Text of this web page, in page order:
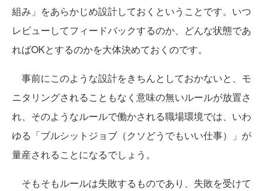
組み」をあらかじめ設計しておくということです。いつ
レビューしてフィードバックするのか、どんな状態であ
ればOKとするのかを大体決めておくのです。
事前にこのような設計をきちんとしておかないと、モ
ニタリングされることもなく意味の無いルールが放置さ
れ、そのようなルールで働かされる職場環境では、いわ
ゆる「ブルシットジョブ（クソどうでもいい仕事）」が
量産されることになるでしょう。
そもそもルールは失敗するものであり、失敗を受けて